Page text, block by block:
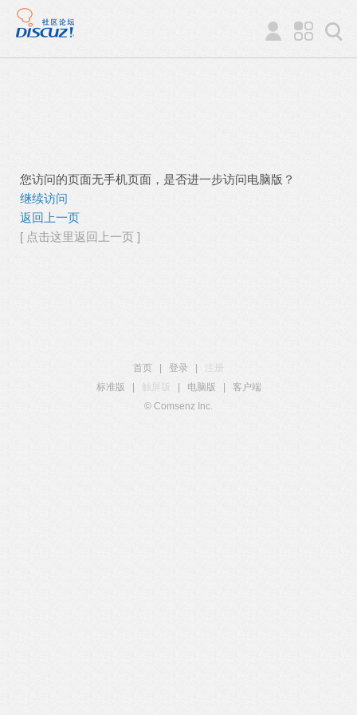
您访问的页面无手机页面，是否进一步访问电脑版？
继续访问
返回上一页
[ 点击这里返回上一页 ]
首页 登录
注册
标准版
触屏版 电脑版
客户端
© Comsenz Inc.